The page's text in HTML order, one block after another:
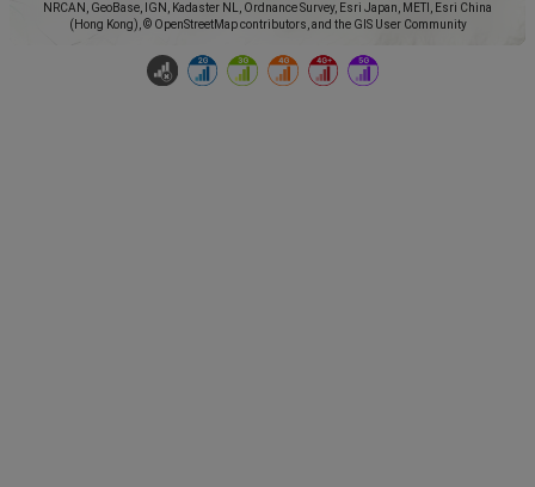
NRCAN, GeoBase, IGN, Kadaster NL, Ordnance Survey, Esri Japan, METI, Esri China
(Hong Kong), © OpenStreetMap contributors, and the GIS User Community